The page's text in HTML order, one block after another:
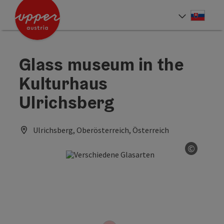
Accesskey
Accesskey
Glass museum in the
Kulturhaus
Ulrichsberg
Ulrichsberg, Oberösterreich, Österreich
©